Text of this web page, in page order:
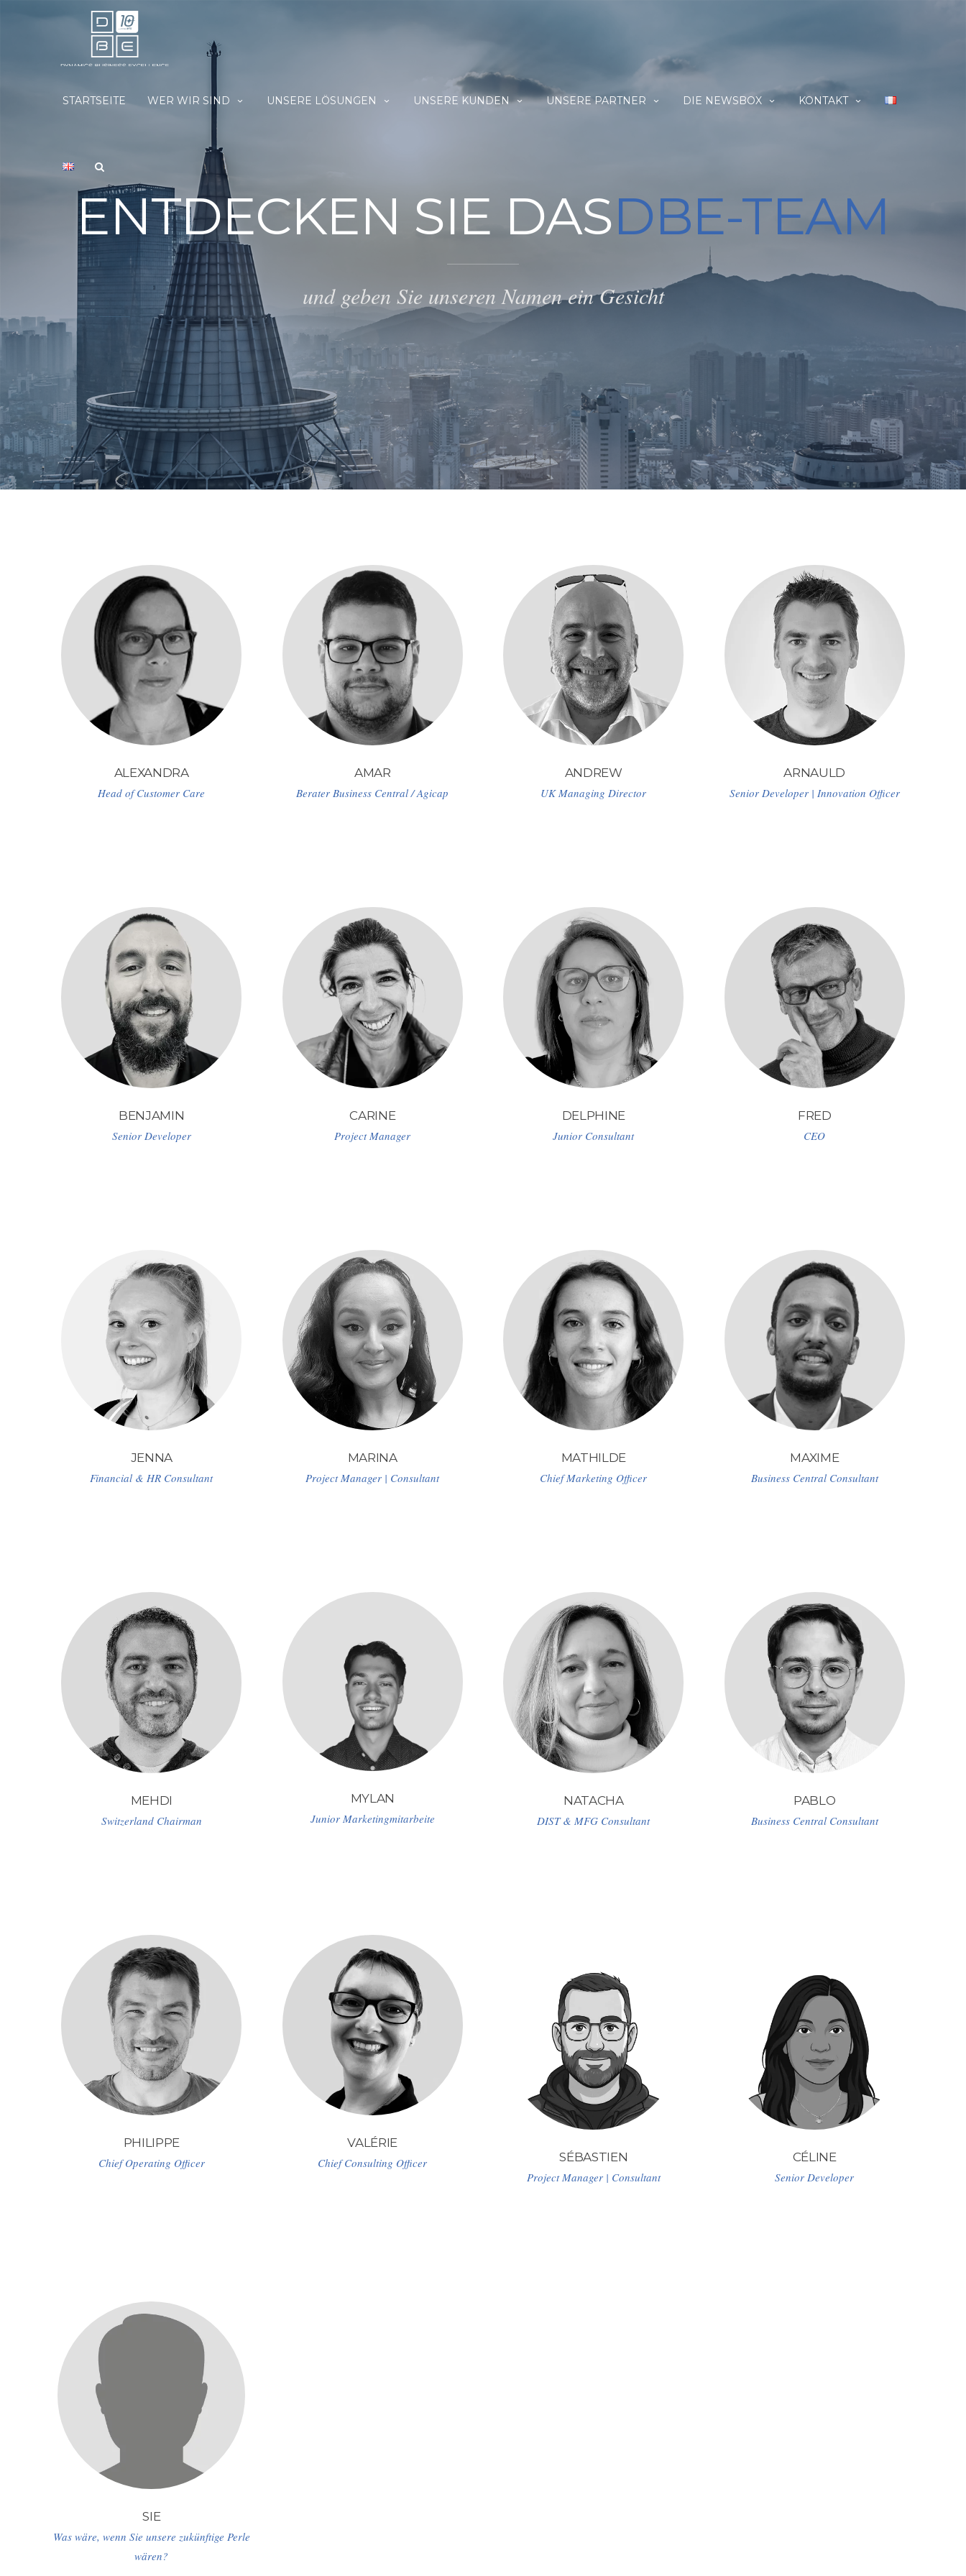
STARTSEITE WER WIR SIND UNSERE LÖSUNGEN UNSERE KUNDEN UNSERE PARTNER DIE NEWSBOX KONTAKT
ENTDECKEN SIE DASDBE-TEAM
und geben Sie unseren Namen ein Gesicht
ALEXANDRA
Head of Customer Care
AMAR
Berater Business Central / Agicap
ANDREW
UK Managing Director
ARNAULD
Senior Developer | Innovation Officer
BENJAMIN
Senior Developer
CARINE
Project Manager
DELPHINE
Junior Consultant
FRED
CEO
JENNA
Financial & HR Consultant
MARINA
Project Manager | Consultant
MATHILDE
Chief Marketing Officer
MAXIME
Business Central Consultant
MEHDI
Switzerland Chairman
MYLAN
Junior Marketingmitarbeite
NATACHA
DIST & MFG Consultant
PABLO
Business Central Consultant
PHILIPPE
Chief Operating Officer
VALÉRIE
Chief Consulting Officer
SÉBASTIEN
Project Manager | Consultant
CÉLINE
Senior Developer
SIE
Was wäre, wenn Sie unsere zukünftige Perle
wären?